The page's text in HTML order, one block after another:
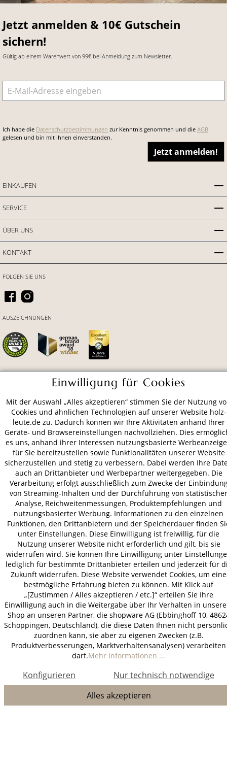
Jetzt anmelden & 10€ Gutschein
sichern!
Gültig ab einem Warenwert von 99€ bei Anmeldung zum Newsletter.
E-Mail-Adresse
Ich habe die Datenschutzbestimmungen zur Kenntnis genommen und die AGB
gelesen und bin mit ihnen einverstanden.
Jetzt anmelden!
EINKAUFEN
SERVICE
ÜBER UNS
KONTAKT
VERSAND
FOLGEN SIE UNS
AUSZEICHNUNGEN
AGB Datenschutz
Impressum
© 2026 HOLZ-LEUTE
* Alle Preise inkl. gesetzl. Mehrwertsteuer zzgl.
Versandkosten
Einwilligung für Cookies
Mit der Auswahl „Alles akzeptieren“ stimmen Sie der Nutzung
Cookies und ähnlichen Technologien auf unserer Website holz-
leute.de zu. Dadurch können wir Ihre Aktivitäten anhand Ihrer
Geräte- und Browsereinstellungen nachvollziehen. Dies
es uns, anhand ihrer Interessen nutzungsbasierte
für Sie bereitzustellen sowie Funktionalitäten unserer Website
sicherzustellen und stetig zu verbessern. Dabei werden Ihre
auch an Drittanbieter und Werbepartner weitergegeben. Die
Verarbeitung erfolgt ausschließlich zum Zwecke der
von Streaming-Inhalten und der Durchführung von statistischer
Analyse, Reichweitenmessungen, Produktempfehlungen und
nutzungsbasierter Werbung. Informationen zu den einzelnen
Funktionen, den Drittanbietern und der Speicherdauer finden
unter Einstellungen. Diese Einwilligung ist freiwillig, für die
Nutzung unserer Website nicht erforderlich und gilt, bis sie
widerrufen wird. Sie können Ihre Einwilligung unter
lediglich für bestimmte Drittanbieter erteilen und jederzeit für
Zukunft widerrufen. Diese Website verwendet Cookies, um eine
bestmögliche Erfahrung bieten zu können. Mit Klick auf
„[Zustimmen / Alles akzeptieren / etc.]“ erteilen Sie Ihre
Einwilligung auch in die Weitergabe über Ihr Verhalten in
Shop an unseren Partner, die shopware AG (Ebbinghoff 10,
Schöppingen, Deutschland), die diese Daten Ihnen nicht
zuordnen kann, sie aber zu eigenen Zwecken (z.B.
Produktverbesserungen, Marktverhaltensanalysen) verarbeiten
darf.Mehr Informationen ...
Nur technisch notwendige
Konfigurieren
Alles akzeptieren